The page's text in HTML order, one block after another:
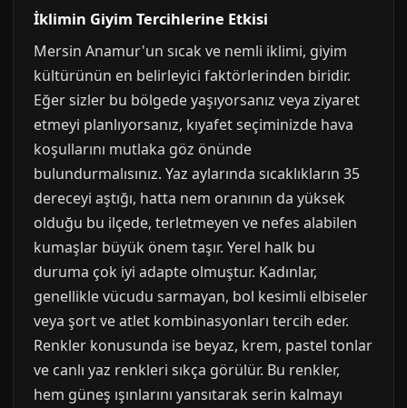
İklimin Giyim Tercihlerine Etkisi
Mersin Anamur'un sıcak ve nemli iklimi, giyim
kültürünün en belirleyici faktörlerinden biridir.
Eğer sizler bu bölgede yaşıyorsanız veya ziyaret
etmeyi planlıyorsanız, kıyafet seçiminizde hava
koşullarını mutlaka göz önünde
bulundurmalısınız. Yaz aylarında sıcaklıkların 35
dereceyi aştığı, hatta nem oranının da yüksek
olduğu bu ilçede, terletmeyen ve nefes alabilen
kumaşlar büyük önem taşır. Yerel halk bu
duruma çok iyi adapte olmuştur. Kadınlar,
genellikle vücudu sarmayan, bol kesimli elbiseler
veya şort ve atlet kombinasyonları tercih eder.
Renkler konusunda ise beyaz, krem, pastel tonlar
ve canlı yaz renkleri sıkça görülür. Bu renkler,
hem güneş ışınlarını yansıtarak serin kalmayı